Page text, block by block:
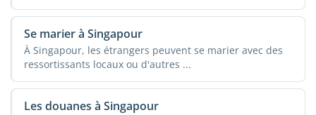
Se marier à Singapour
À Singapour, les étrangers peuvent se marier avec des
ressortissants locaux ou d'autres ...
Les douanes à Singapour